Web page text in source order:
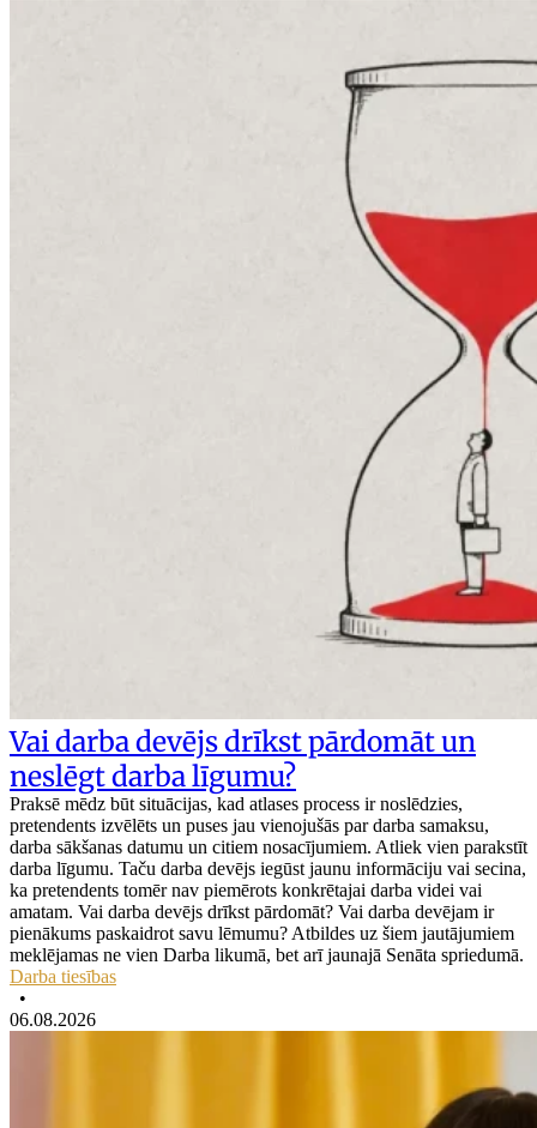
Vai darba devējs drīkst pārdomāt un
neslēgt darba līgumu?
Praksē mēdz būt situācijas, kad atlases process ir noslēdzies,
pretendents izvēlēts un puses jau vienojušās par darba samaksu,
darba sākšanas datumu un citiem nosacījumiem. Atliek vien parakstīt
darba līgumu. Taču darba devējs iegūst jaunu informāciju vai secina,
ka pretendents tomēr nav piemērots konkrētajai darba videi vai
amatam. Vai darba devējs drīkst pārdomāt? Vai darba devējam ir
pienākums paskaidrot savu lēmumu? Atbildes uz šiem jautājumiem
meklējamas ne vien Darba likumā, bet arī jaunajā Senāta spriedumā.
Darba tiesības
•
06.08.2026